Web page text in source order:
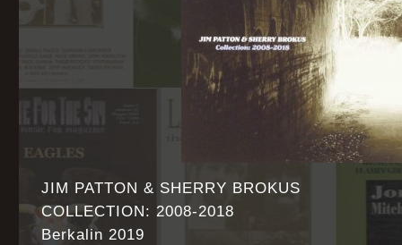
JIM PATTON & SHERRY BROKUS
COLLECTION: 2008-2018
Berkalin 2019